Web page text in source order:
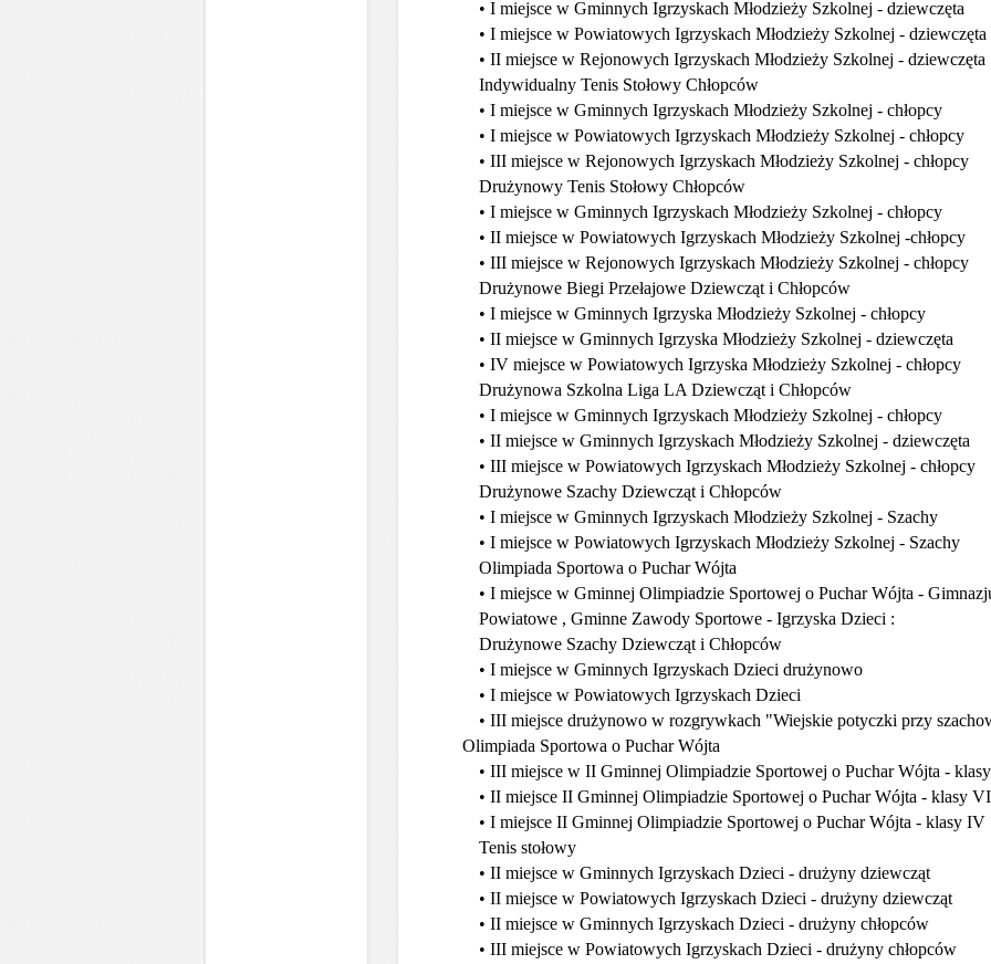
• I miejsce w Gminnych Igrzyskach Młodzieży Szkolnej - dziewczęta
• I miejsce w Powiatowych Igrzyskach Młodzieży Szkolnej - dziewczęta
• II miejsce w Rejonowych Igrzyskach Młodzieży Szkolnej - dziewczęta
Indywidualny Tenis Stołowy Chłopców
• I miejsce w Gminnych Igrzyskach Młodzieży Szkolnej - chłopcy
• I miejsce w Powiatowych Igrzyskach Młodzieży Szkolnej - chłopcy
• III miejsce w Rejonowych Igrzyskach Młodzieży Szkolnej - chłopcy
Drużynowy Tenis Stołowy Chłopców
• I miejsce w Gminnych Igrzyskach Młodzieży Szkolnej - chłopcy
• II miejsce w Powiatowych Igrzyskach Młodzieży Szkolnej -chłopcy
• III miejsce w Rejonowych Igrzyskach Młodzieży Szkolnej - chłopcy
Drużynowe Biegi Przełajowe Dziewcząt i Chłopców
• I miejsce w Gminnych Igrzyska Młodzieży Szkolnej - chłopcy
• II miejsce w Gminnych Igrzyska Młodzieży Szkolnej - dziewczęta
• IV miejsce w Powiatowych Igrzyska Młodzieży Szkolnej - chłopcy
Drużynowa Szkolna Liga LA Dziewcząt i Chłopców
• I miejsce w Gminnych Igrzyskach Młodzieży Szkolnej - chłopcy
• II miejsce w Gminnych Igrzyskach Młodzieży Szkolnej - dziewczęta
• III miejsce w Powiatowych Igrzyskach Młodzieży Szkolnej - chłopcy
Drużynowe Szachy Dziewcząt i Chłopców
• I miejsce w Gminnych Igrzyskach Młodzieży Szkolnej - Szachy
• I miejsce w Powiatowych Igrzyskach Młodzieży Szkolnej - Szachy
Olimpiada Sportowa o Puchar Wójta
• I miejsce w Gminnej Olimpiadzie Sportowej o Puchar Wójta -
Powiatowe , Gminne Zawody Sportowe - Igrzyska Dzieci :
Drużynowe Szachy Dziewcząt i Chłopców
• I miejsce w Gminnych Igrzyskach Dzieci drużynowo
• I miejsce w Powiatowych Igrzyskach Dzieci
• III miejsce drużynowo w rozgrywkach "Wiejskie potyczki przy
Olimpiada Sportowa o Puchar Wójta
• III miejsce w II Gminnej Olimpiadzie Sportowej o Puchar Wójta -
• II miejsce II Gminnej Olimpiadzie Sportowej o Puchar Wójta - klasy
• I miejsce II Gminnej Olimpiadzie Sportowej o Puchar Wójta - klasy IV
Tenis stołowy
• II miejsce w Gminnych Igrzyskach Dzieci - drużyny dziewcząt
• II miejsce w Powiatowych Igrzyskach Dzieci - drużyny dziewcząt
• II miejsce w Gminnych Igrzyskach Dzieci - drużyny chłopców
• III miejsce w Powiatowych Igrzyskach Dzieci - drużyny chłopców